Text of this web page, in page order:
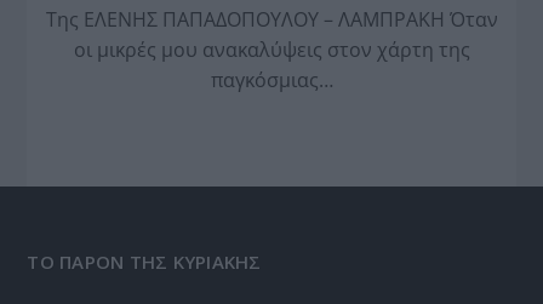
Της ΕΛΕΝΗΣ ΠΑΠΑΔΟΠΟΥΛΟΥ – ΛΑΜΠΡΑΚΗ Όταν
οι μικρές μου ανακαλύψεις στον χάρτη της
παγκόσμιας…
ΤΟ ΠΑΡΟΝ ΤΗΣ ΚΥΡΙΑΚΗΣ